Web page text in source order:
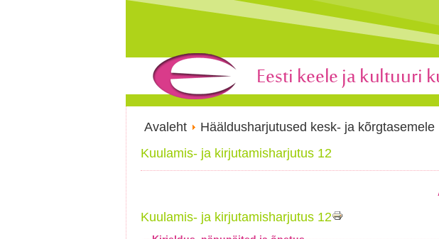
Avaleht Hääldusharjutused kesk- ja kõrgtasemele
Kuulamis- ja kirjutamisharjutus 12
Kuulamis- ja kirjutamisharjutus 12